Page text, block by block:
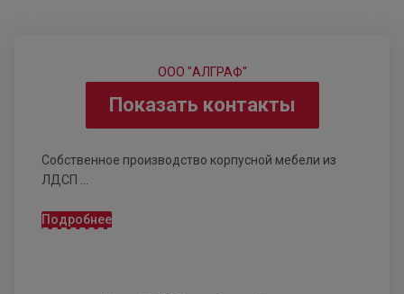
ООО "АЛГРАФ"
Показать контакты
Собственное производство корпусной мебели из
ЛДСП ...
Подробнее